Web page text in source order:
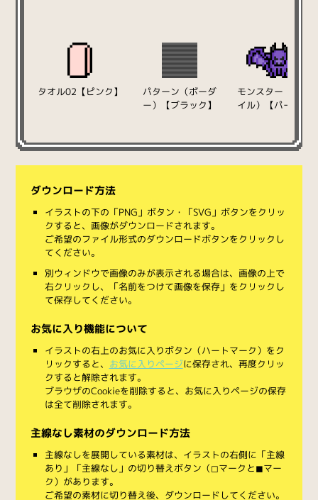
タオル02【ピンク】
パターン（ボーダ
ー）【ブラック】
モンスター（ガー
イル）【パープル
ダウンロード方法
イラストの下の「PNG」ボタン・「SVG」ボタンをクリッ
クすると、画像がダウンロードされます。
ご希望のファイル形式のダウンロードボタンをクリックし
てください。
別ウィンドウで画像のみが表示される場合は、画像の上で
右クリックし、「名前をつけて画像を保存」をクリックし
て保存してください。
お気に入り機能について
イラストの右上のお気に入りボタン（ハートマーク）をク
リックすると、 お気に入りページに保存され、再度クリッ
クすると解除されます。
ブラウザのCookieを削除すると、お気に入りページの保存
は全て削除されます。
主線なし素材のダウンロード方法
主線なしを展開している素材は、イラストの右側に「主線
あり」「主線なし」の切り替えボタン（◻︎マークと◼︎マー
ク）があります。
ご希望の素材に切り替え後、ダウンロードしてください。